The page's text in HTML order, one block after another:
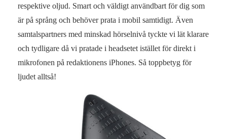
respektive oljud. Smart och väldigt användbart för dig som
är på språng och behöver prata i mobil samtidigt. Även
samtalspartners med minskad hörselnivå tyckte vi lät klarare
och tydligare då vi pratade i headsetet istället för direkt i
mikrofonen på redaktionens iPhones. Så toppbetyg för
ljudet alltså!